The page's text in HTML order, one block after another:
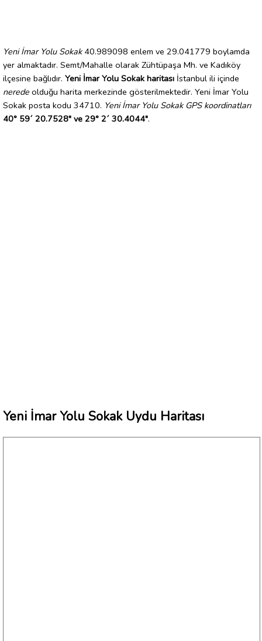
Yeni İmar Yolu Sokak40.989098 enlem ve 29.041779 boylamda
yer almaktadır. Semt/Mahalle olarak Zühtüpaşa Mh. ve Kadıköy
ilçesine bağlıdır. Yeni İmar Yolu Sokak haritası İstanbul ili içinde
nerede olduğu harita merkezinde gösterilmektedir. Yeni İmar Yolu
Sokak posta kodu 34710. Yeni İmar Yolu Sokak GPS koordinatları
40° 59´ 20.7528" ve 29° 2´ 30.4044".
Yeni İmar Yolu Sokak Uydu Haritası